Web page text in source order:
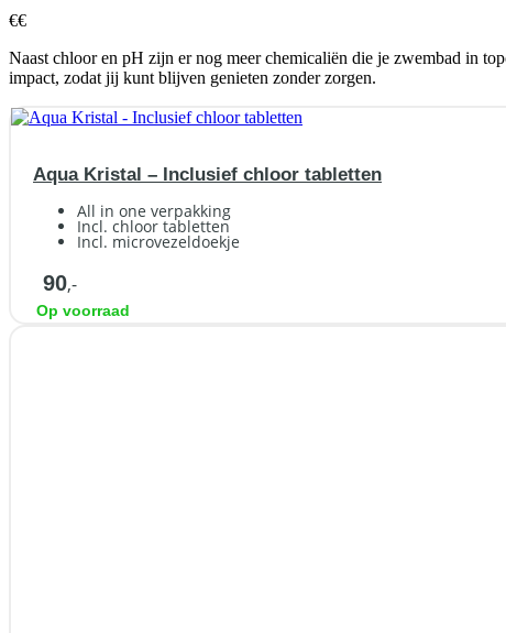
€€
Naast chloor en pH zijn er nog meer chemicaliën die je zwembad in
impact, zodat jij kunt blijven genieten zonder zorgen.
Aqua Kristal – Inclusief chloor tabletten
All in one verpakking
Incl. chloor tabletten
Incl. microvezeldoekje
90,-
Op voorraad